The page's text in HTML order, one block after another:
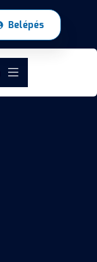
Belépés